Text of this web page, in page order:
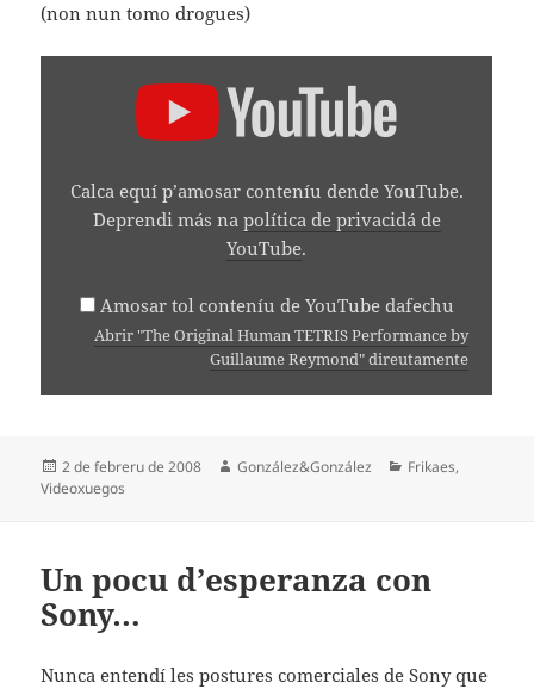
(non nun tomo drogues)
REYMOND"
Calca equí p’amosar conteníu dende YouTube.
Deprendi más na política de privacidá de
YouTube.
Amosar tol conteníu de YouTube dafechu
Abrir "The Original Human TETRIS Performance by
Guillaume Reymond" direutamente
Espublizáu
en
2 de febreru de 2008 Autor
González&González Categoríes
Frikaes,
Videoxuegos
Un pocu d’esperanza con
Sony…
Nunca entendí les postures comerciales de Sony que